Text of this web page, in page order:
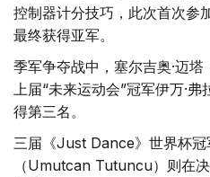
控制器计分技巧，此次首次参
最终获得亚军。
季军争夺战中，塞尔吉奥·迈
上届“未来运动会”冠军伊万·
得第三名。
三届《Just Dance》世界杯冠
（Umutcan Tutuncu）则在